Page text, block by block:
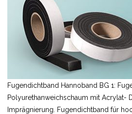
Fugendichtband Hannoband BG 1:
Polyurethanweichschaum mit Acrylat-
Imprägnierung. Fugendichtband für